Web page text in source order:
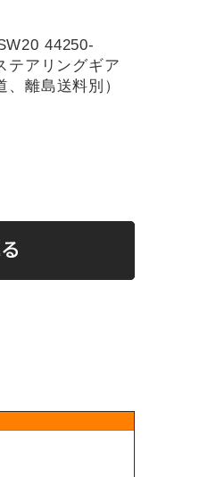
44250-
テアリングギア
離島送料別）